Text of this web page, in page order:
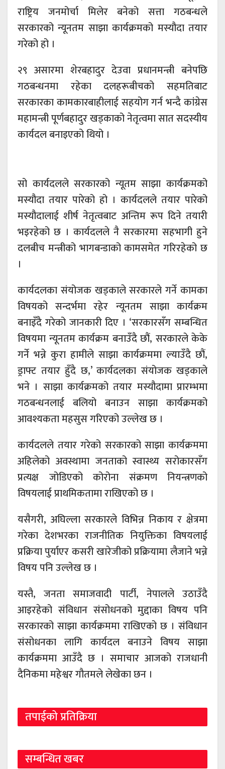
राष्ट्रिय जनमोर्चा मिलेर बनेको सत्ता गठबन्धले
सरकारको न्यूनतम साझा कार्यक्रमको मस्यौदा तयार
गरेको हो ।
२९ असारमा शेरबहादुर देउवा प्रधानमन्त्री बनेपछि
गठबन्धनमा रहेका दलहरूबीचको सहमतिबाट
सरकारका कामकारबाहीलाई सहयोग गर्न भन्दै कांग्रेस
महामन्त्री पूर्णबहादुर खड्काको नेतृत्वमा सात सदस्यीय
कार्यदल बनाइएको थियो ।
सो कार्यदलले सरकारको न्यूतम साझा कार्यक्रमको
मस्यौदा तयार पारेको हो । कार्यदलले तयार पारेको
मस्यौदालाई शीर्ष नेतृत्वबाट अन्तिम रूप दिने तयारी
भइरहेको छ । कार्यदलले नै सरकारमा सहभागी हुने
दलबीच मन्त्रीको भागबन्डाको कामसमेत गरिरहेको छ
।
कार्यदलका संयोजक खड्काले सरकारले गर्ने कामका
विषयको सन्दर्भमा रहेर न्यूनतम साझा कार्यक्रम
बनाइँदै गरेको जानकारी दिए । ‘सरकारसँग सम्बन्धित
विषयमा न्यूनतम कार्यक्रम बनाउँदै छौं, सरकारले केके
गर्ने भन्ने कुरा हामीले साझा कार्यक्रममा ल्याउँदै छौं,
ड्राफ्ट तयार हुँदै छ,’ कार्यदलका संयोजक खड्काले
भने । साझा कार्यक्रमको तयार मस्यौदामा प्रारम्भमा
गठबन्धनलाई बलियो बनाउन साझा कार्यक्रमको
आवश्यकता महसुस गरिएको उल्लेख छ ।
कार्यदलले तयार गरेको सरकारको साझा कार्यक्रममा
अहिलेको अवस्थामा जनताको स्वास्थ्य सरोकारसँग
प्रत्यक्ष जोडिएको कोरोना संक्रमण नियन्त्रणको
विषयलाई प्राथमिकतामा राखिएको छ ।
यसैगरी, अघिल्ला सरकारले विभिन्न निकाय र क्षेत्रमा
गरेका देशभरका राजनीतिक नियुक्तिका विषयलाई
प्रक्रिया पुर्याएर कसरी खारेजीको प्रक्रियामा लैजाने भन्ने
विषय पनि उल्लेख छ ।
यस्तै, जनता समाजवादी पार्टी, नेपालले उठाउँदै
आइरहेको संविधान संसोधनको मुद्दाका विषय पनि
सरकारको साझा कार्यक्रममा राखिएको छ । संविधान
संसोधनका लागि कार्यदल बनाउने विषय साझा
कार्यक्रममा आउँदै छ । समाचार आजको राजधानी
दैनिकमा महेश्वर गौतमले लेखेका छन ।
तपाईको प्रतिक्रिया
सम्बन्धित खबर